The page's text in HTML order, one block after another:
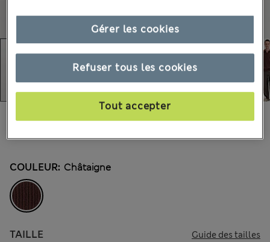
49.00 € Tous les prix incluent les taxes et les frais de douanes
COULEUR: Châtaigne
TAILLE Guide des tailles
Refuser tous les cookies
Tout accepter
Gérer les cookies